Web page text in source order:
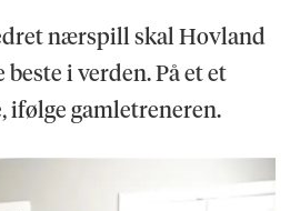
nærspill skal Hovland
i verden. På et et
ifølge gamletreneren.